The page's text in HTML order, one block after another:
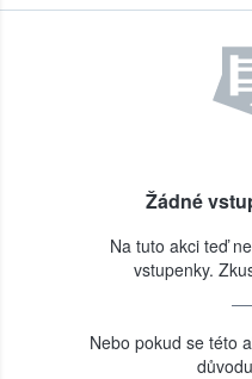
Žádné
Na tuto akci teď
vstupenky.
Nebo pokud se této